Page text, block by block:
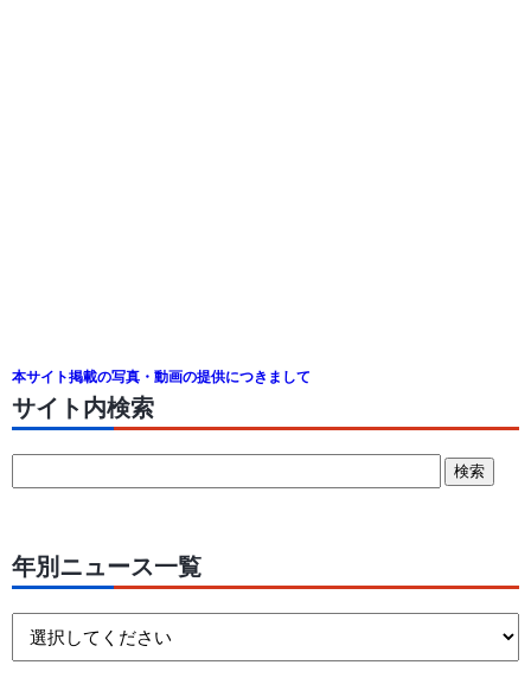
本サイト掲載の写真・動画の提供につきまして
サイト内検索
年別ニュース一覧